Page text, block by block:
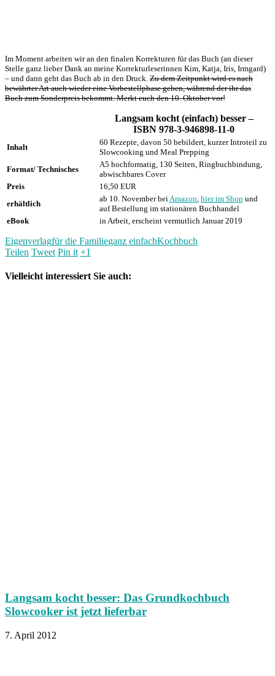
Im Moment arbeiten wir an den finalen Korrekturen für das Buch (an dieser
Stelle ganz lieber Dank an meine Korrekturleserinnen Kim, Katja, Iris, Irmgard)
– und dann geht das Buch ab in den Druck. Zu dem Zeitpunkt wird es nach
bewährter Art auch wieder eine Vorbestellphase geben, während der ihr das
Buch zum Sonderpreis bekommt. Merkt euch den 10. Oktober vor!
Langsam kocht (einfach) besser –
ISBN 978-3-946898-11-0
Inhalt
60 Rezepte, davon 50 bebildert, kurzer Introteil zu
Slowcooking und Meal Prepping
Format/ Technisches
A5 hochformatig, 130 Seiten, Ringbuchbindung,
abwischbares Cover
Preis
16,50 EUR
erhältlich
ab 10. November bei Amazon hier im Shop und
auf Bestellung im stationären Buchhandel
eBook
in Arbeit, erscheint vermutlich Januar 2019
Eigenverlagfür die Familieganz einfachKochbuch
Teilen Tweet Pin it +1
Vielleicht interessiert Sie auch:
Langsam kocht besser: Das Grundkochbuch
Slowcooker ist jetzt lieferbar
7. April 2012